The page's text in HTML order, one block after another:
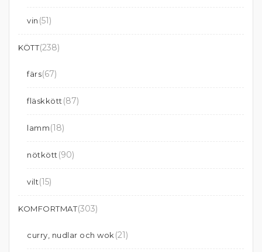
vin (51)
KÖTT(238)
färs(67)
fläskkött (87)
lamm(18)
nötkött (90)
vilt(15)
KOMFORTMAT(303)
curry, nudlar och wok (21)